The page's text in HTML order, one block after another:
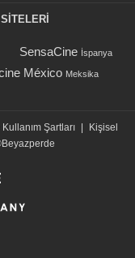
SensaCine İspanya
México Meksika
Şartları
Kişisel